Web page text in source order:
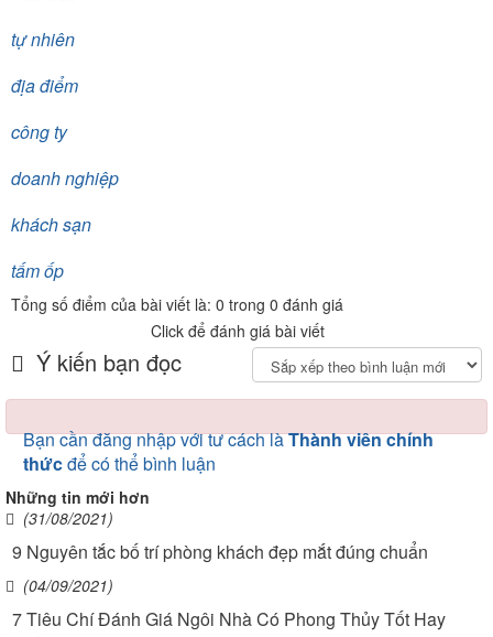
tự nhiên
địa điểm
công ty
doanh nghiệp
khách sạn
tấm ốp
Tổng số điểm của bài viết là: 0 trong 0 đánh giá
Click để đánh giá bài viết
Ý kiến bạn đọc
Bạn cần đăng nhập với tư cách làThành viên chính
thứcđể có thể bình luận
Những tin mới hơn
9 Nguyên tắc bố trí phòng khách đẹp mắt đúng chuẩn
(31/08/2021)
7 Tiêu Chí Đánh Giá Ngôi Nhà Có Phong Thủy Tốt Hay
(04/09/2021)